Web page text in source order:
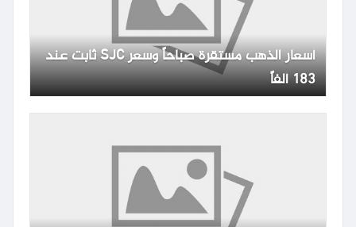
أسعار الذهب مستقرة صباحاً وسعر SJC ثابت عند
183 ألفاً